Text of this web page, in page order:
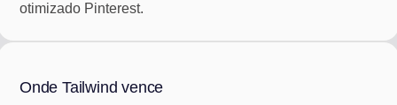
otimizado Pinterest.
Onde Tailwind vence